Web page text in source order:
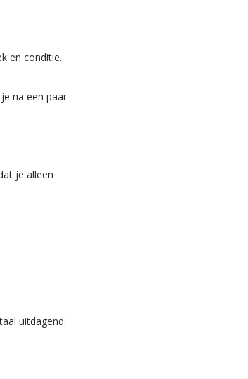
en conditie.
na een paar
je alleen
uitdagend: